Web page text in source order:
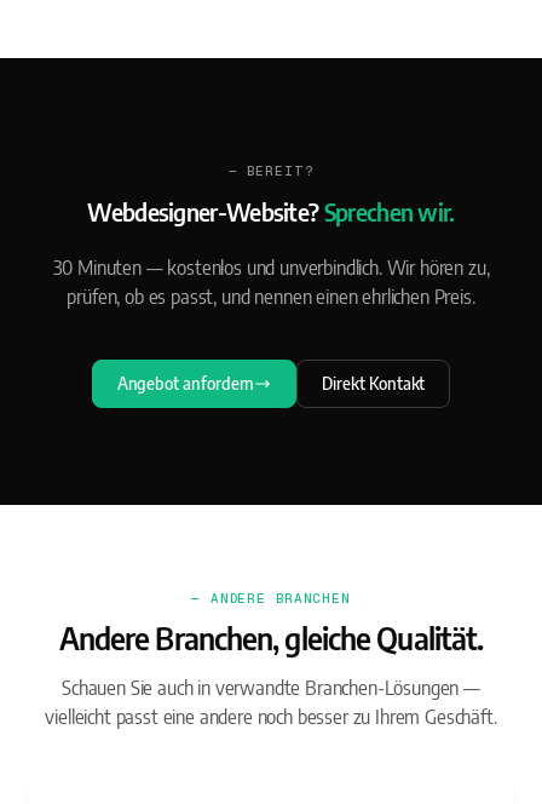
— BEREIT?
Webdesigner-Website?Sprechen wir.
30 Minuten — kostenlos und unverbindlich. Wir hören zu,
prüfen, ob es passt, und nennen einen ehrlichen Preis.
Angebot anfordern Direkt Kontakt
— ANDERE BRANCHEN
Andere Branchen, gleiche Qualität.
Schauen Sie auch in verwandte Branchen-Lösungen —
vielleicht passt eine andere noch besser zu Ihrem Geschäft.